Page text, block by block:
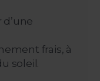
frais, à
soleil.